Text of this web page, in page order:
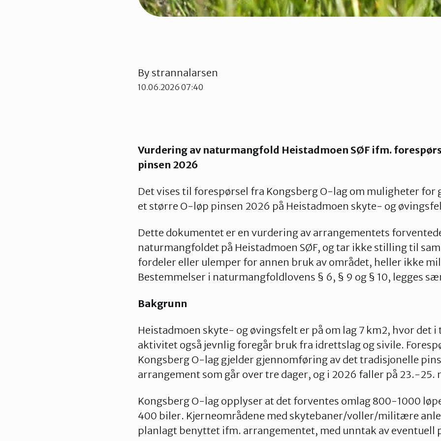
By strannalarsen
10.06.2026 07:40
Vurdering av naturmangfold Heistadmoen SØF ifm.
pinsen 2026
Det vises til forespørsel fra Kongsberg O-lag om muligheter for
et større O-løp pinsen 2026 på Heistadmoen skyte- og
Dette dokumentet er en vurdering av arrangementets
naturmangfoldet på Heistadmoen SØF, og tar ikke stilling til
fordeler eller ulemper for annen bruk av området, heller ikke
Bestemmelser i naturmangfoldlovens § 6, § 9 og § 10, legges
Bakgrunn
Heistadmoen skyte- og øvingsfelt er på om lag 7 km2, hvor
aktivitet også jevnlig foregår bruk fra idrettslag og sivile.
Kongsberg O-lag gjelder gjennomføring av det tradisjonelle
arrangement som går over tre dager, og i 2026 faller på 23.-25.
Kongsberg O-lag opplyser at det forventes omlag 800-1000
400 biler. Kjerneområdene med skytebaner/voller/militære
planlagt benyttet ifm. arrangementet, med unntak av eventuell